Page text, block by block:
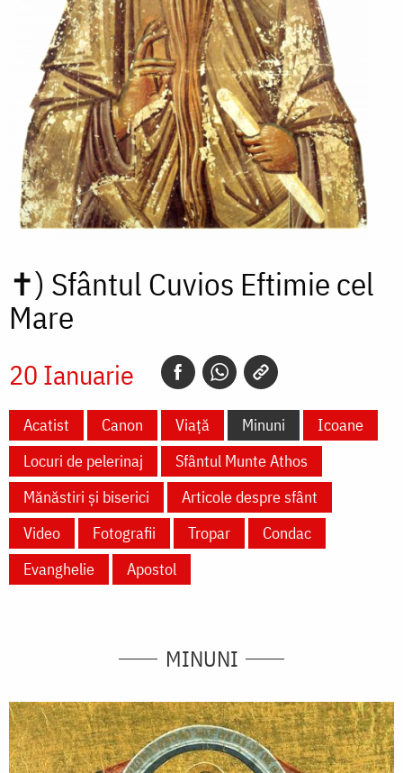
✝) Sfântul Cuvios Eftimie cel
Mare
20 Ianuarie
Acatist Canon Viață Minuni
Icoane
Locuri de pelerinaj
Sfântul Munte Athos
Mănăstiri și biserici
Articole despre sfânt
Video
Fotografii Tropar
Condac
Evanghelie
Apostol
MINUNI